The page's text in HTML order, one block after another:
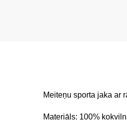
Meiteņu sporta jaka ar
Materiāls: 100%